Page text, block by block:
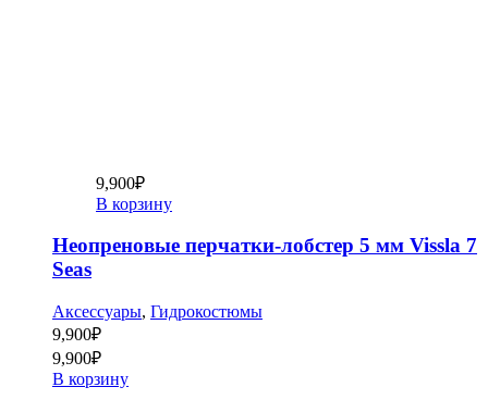
9,900₽
В корзину
Неопреновые перчатки-лобстер 5 мм Vissla 7
Seas
Аксессуары, Гидрокостюмы
9,900₽
9,900₽
В корзину